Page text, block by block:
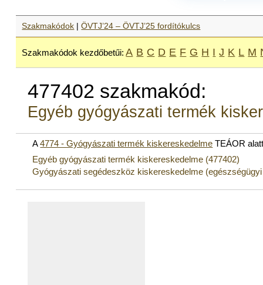
Szakmakódok |ÖVTJ’24 – ÖVTJ’25 fordítókulcs
Szakmakódok kezdőbetűi: A B C D E F G H I J K L M
477402 szakmakód:
Egyéb gyógyászati termék
A4774 - Gyógyászati termék kiskereskedelme TEÁOR
Egyéb gyógyászati termék kiskereskedelme (477402)
Gyógyászati segédeszköz kiskereskedelme